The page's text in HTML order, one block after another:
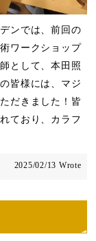
ンでは、前回の
ワークショップ
として、本田照
皆様には、マジ
だきました！皆
ており、カラフ
2025/02/13 Wrote